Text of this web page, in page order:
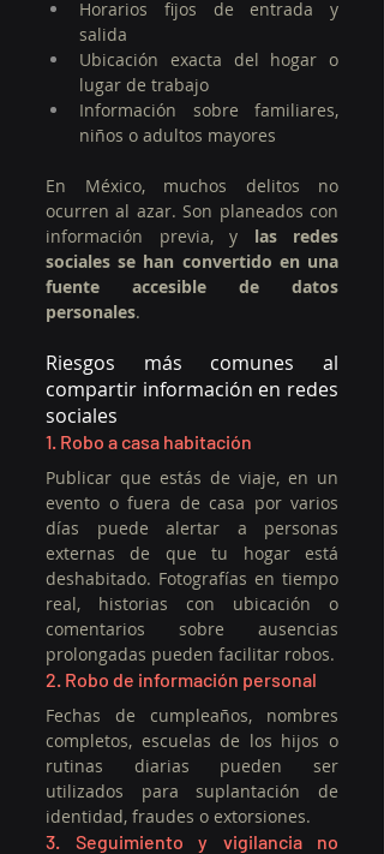
Horarios fijos de entrada y
salida
Ubicación exacta del hogar o
lugar de trabajo
Información sobre familiares,
niños o adultos mayores
En México, muchos delitos no
ocurren al azar. Son planeados con
información previa, y las redes
sociales se han convertido en una
fuente accesible de datos
personales.
Riesgos más comunes al
compartir información en redes
sociales
1. Robo a casa habitación
Publicar que estás de viaje, en un
evento o fuera de casa por varios
días puede alertar a personas
externas de que tu hogar está
deshabitado. Fotografías en tiempo
real, historias con ubicación o
comentarios sobre ausencias
prolongadas pueden facilitar robos.
2. Robo de información personal
Fechas de cumpleaños, nombres
completos, escuelas de los hijos o
rutinas diarias pueden ser
utilizados para suplantación de
identidad, fraudes o extorsiones.
3. Seguimiento y vigilancia no